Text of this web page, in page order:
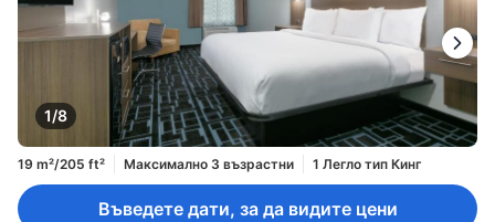
1/8
19 m²/205 ft² Максимално 3 възрастни 1 Легло тип Кинг
Въведете дати, за да видите цени